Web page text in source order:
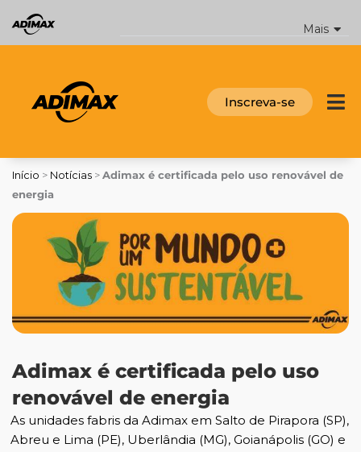
para
o
Mais
Inscreva-se
Início > Notícias > Adimax é certificada pelo uso renovável de
energia
Adimax é certificada pelo uso
renovável de energia
As unidades fabris da Adimax em Salto de Pirapora (SP),
Abreu e Lima (PE), Uberlândia (MG), Goianápolis (GO) e